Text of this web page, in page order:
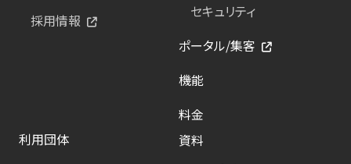
採用情報
セキュリティ
ポータル/集客
機能
料金
利用団体
資料